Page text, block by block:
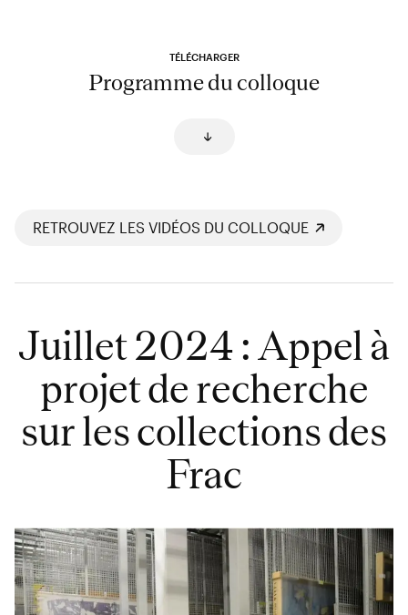
TÉLÉCHARGER
Programme du colloque
RETROUVEZ LES VIDÉOS DU COLLOQUE
Juillet 2024 : Appel à
projet de recherche
sur les collections des
Frac